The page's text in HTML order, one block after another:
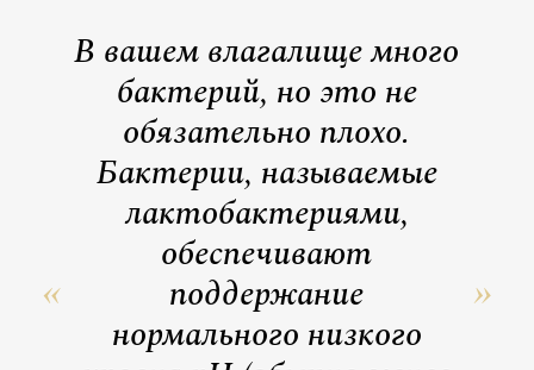
В вашем влагалище много
бактерий, но это не
обязательно плохо.
Бактерии, называемые
лактобактериями,
обеспечивают
поддержание
нормального низкого